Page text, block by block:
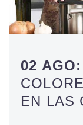
02 AGO:
EN LAS